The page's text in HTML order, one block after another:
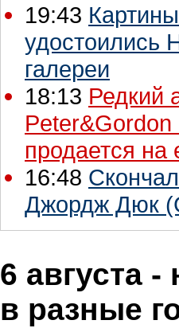
19:43
удостоились
галереи
18:13 Редкий
продается на
16:48
Джордж Дюк
6 августа -
в разные